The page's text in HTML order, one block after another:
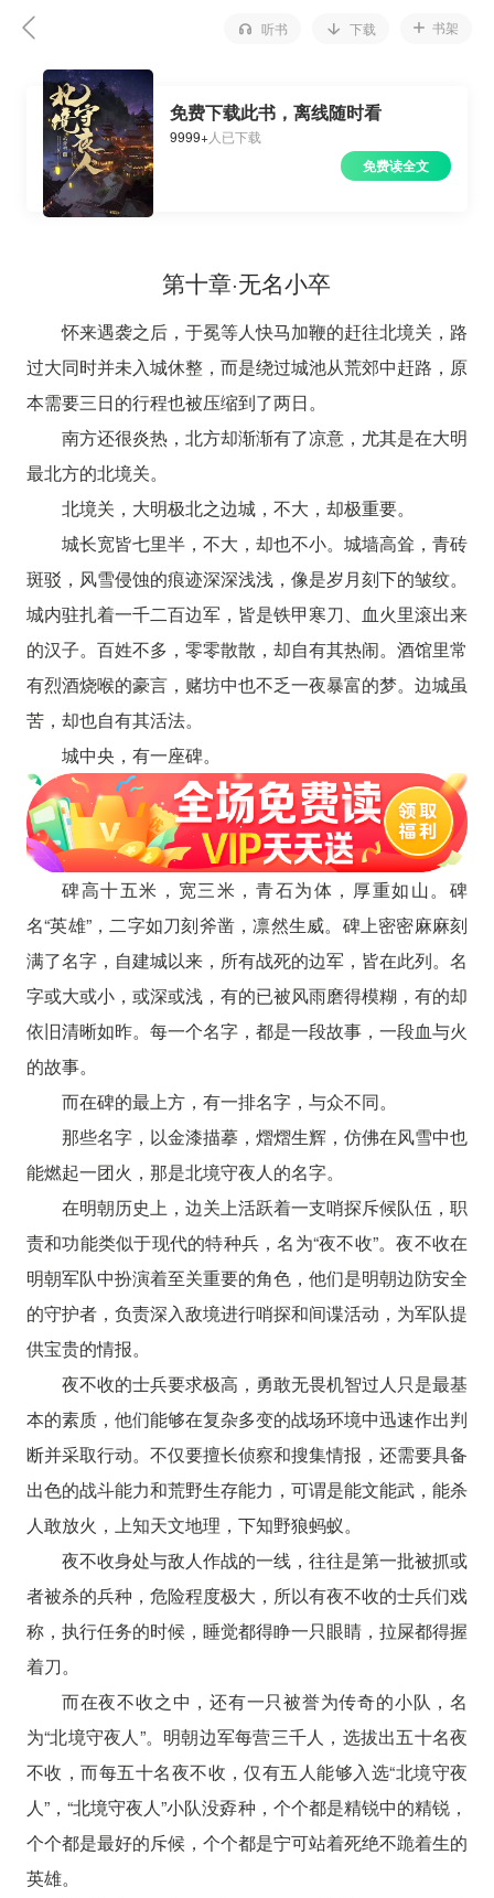
听书 下载 书架
免费下载此书，离线随时看
9999+人已下载
免费读全文
第十章·无名小卒
怀来遇袭之后，于冕等人快马加鞭的赶往北境关，路
过大同时并未入城休整，而是绕过城池从荒郊中赶路，原
本需要三日的行程也被压缩到了两日。
南方还很炎热，北方却渐渐有了凉意，尤其是在大明
最北方的北境关。
北境关，大明极北之边城，不大，却极重要。
城长宽皆七里半，不大，却也不小。城墙高耸，青砖
斑驳，风雪侵蚀的痕迹深深浅浅，像是岁月刻下的皱纹。
城内驻扎着一千二百边军，皆是铁甲寒刀、血火里滚出来
的汉子。百姓不多，零零散散，却自有其热闹。酒馆里常
有烈酒烧喉的豪言，赌坊中也不乏一夜暴富的梦。边城虽
苦，却也自有其活法。
城中央，有一座碑。
碑高十五米，宽三米，青石为体，厚重如山。碑
名“英雄”，二字如刀刻斧凿，凛然生威。碑上密密麻麻刻
满了名字，自建城以来，所有战死的边军，皆在此列。名
字或大或小，或深或浅，有的已被风雨磨得模糊，有的却
依旧清晰如昨。每一个名字，都是一段故事，一段血与火
的故事。
而在碑的最上方，有一排名字，与众不同。
那些名字，以金漆描摹，熠熠生辉，仿佛在风雪中也
能燃起一团火，那是北境守夜人的名字。
在明朝历史上，边关上活跃着一支哨探斥候队伍，职
责和功能类似于现代的特种兵，名为“夜不收”。夜不收在
明朝军队中扮演着至关重要的角色，他们是明朝边防安全
的守护者，负责深入敌境进行哨探和间谍活动，为军队提
供宝贵的情报。
夜不收的士兵要求极高，勇敢无畏机智过人只是最基
本的素质，他们能够在复杂多变的战场环境中迅速作出判
断并采取行动。不仅要擅长侦察和搜集情报，还需要具备
出色的战斗能力和荒野生存能力，可谓是能文能武，能杀
人敢放火，上知天文地理，下知野狼蚂蚁。
夜不收身处与敌人作战的一线，往往是第一批被抓或
者被杀的兵种，危险程度极大，所以有夜不收的士兵们戏
称，执行任务的时候，睡觉都得睁一只眼睛，拉屎都得握
着刀。
而在夜不收之中，还有一只被誉为传奇的小队，名
为“北境守夜人”。明朝边军每营三千人，选拔出五十名夜
不收，而每五十名夜不收，仅有五人能够入选“北境守夜
人”，“北境守夜人”小队没孬种，个个都是精锐中的精锐，
个个都是最好的斥候，个个都是宁可站着死绝不跪着生的
英雄。